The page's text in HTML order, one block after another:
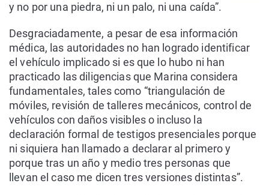
y no por una piedra, ni un palo, ni una caída”.
Desgraciadamente, a pesar de esa información
médica, las autoridades no han logrado identificar
el vehículo implicado si es que lo hubo ni han
practicado las diligencias que Marina considera
fundamentales, tales como “triangulación de
móviles, revisión de talleres mecánicos, control de
vehículos con daños visibles o incluso la
declaración formal de testigos presenciales porque
ni siquiera han llamado a declarar al primero y
porque tras un año y medio tres personas que
llevan el caso me dicen tres versiones distintas”.